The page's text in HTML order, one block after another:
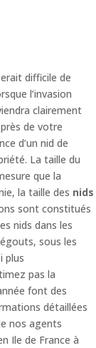
difficile de
l’invasion
clairement
de votre
d’un nid de
La taille du
que la
la taille des nids
sont constitués
nids dans les
sous les
plus
pas la
font des
détaillées
nos agents
Ile de France à